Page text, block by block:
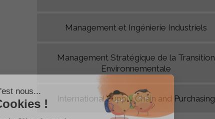
Management et Ingénierie Industriels
Management Stratégique de la Transition
Environnementale
International Supply Chain and Purchasing